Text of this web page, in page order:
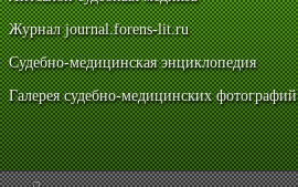
Журнал journal.forens-lit.ru
Судебно-медицинская энциклопедия
Галерея судебно-медицинских фотографий